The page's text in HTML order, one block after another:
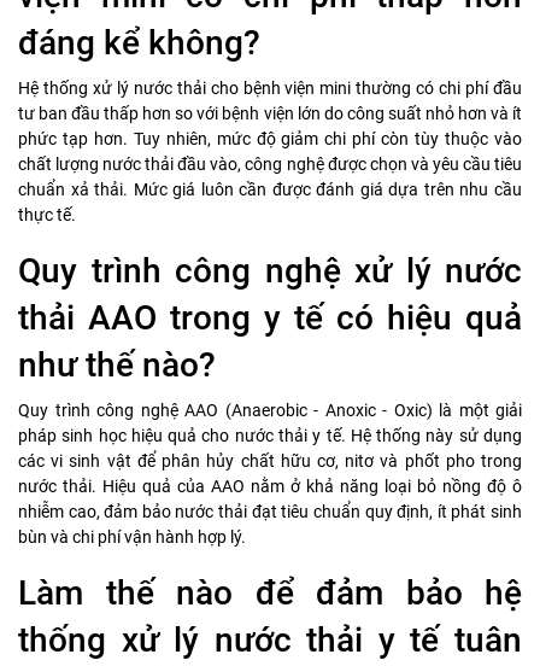
đáng kể không?
Hệ thống xử lý nước thải cho bệnh viện mini thường có chi phí đầu
tư ban đầu thấp hơn so với bệnh viện lớn do công suất nhỏ hơn và ít
phức tạp hơn. Tuy nhiên, mức độ giảm chi phí còn tùy thuộc vào
chất lượng nước thải đầu vào, công nghệ được chọn và yêu cầu tiêu
chuẩn xả thải. Mức giá luôn cần được đánh giá dựa trên nhu cầu
thực tế.
Quy trình công nghệ xử lý nước
thải AAO trong y tế có hiệu quả
như thế nào?
Quy trình công nghệ AAO (Anaerobic - Anoxic - Oxic) là một giải
pháp sinh học hiệu quả cho nước thải y tế. Hệ thống này sử dụng
các vi sinh vật để phân hủy chất hữu cơ, nitơ và phốt pho trong
nước thải. Hiệu quả của AAO nằm ở khả năng loại bỏ nồng độ ô
nhiễm cao, đảm bảo nước thải đạt tiêu chuẩn quy định, ít phát sinh
bùn và chi phí vận hành hợp lý.
Làm thế nào để đảm bảo hệ
thống xử lý nước thải y tế tuân